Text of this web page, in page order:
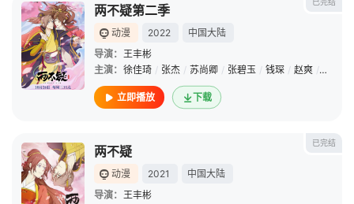
两不疑第二季
动漫 2022
中国大陆
导演： 王丰彬
主演： 徐佳琦 / 张杰 / 苏尚卿 / 张碧玉 / 钱琛 / 赵爽 / 李诗萌
立即播放 下载
已完结
两不疑
动漫 2021
中国大陆
导演： 王丰彬